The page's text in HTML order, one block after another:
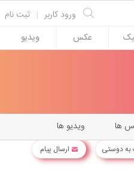
ثبت نام | ورود کاربر
عکس ویدیو
به دوستی ارسال پیام
ویدیو ها ها